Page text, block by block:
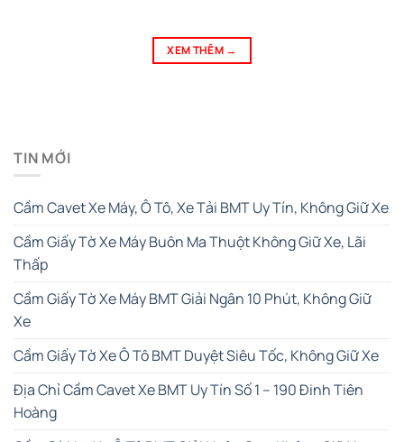
XEM THÊM →
TIN MỚI
Cầm Cavet Xe Máy, Ô Tô, Xe Tải BMT Uy Tín, Không Giữ Xe
Cầm Giấy Tờ Xe Máy Buôn Ma Thuột Không Giữ Xe, Lãi
Thấp
Cầm Giấy Tờ Xe Máy BMT Giải Ngân 10 Phút, Không Giữ
Xe
Cầm Giấy Tờ Xe Ô Tô BMT Duyệt Siêu Tốc, Không Giữ Xe
Địa Chỉ Cầm Cavet Xe BMT Uy Tín Số 1 – 190 Đinh Tiên
Hoàng